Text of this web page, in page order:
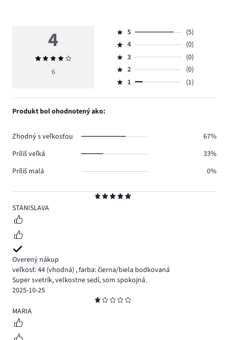
5
STANISLAVA
Overený nákup
veľkosť: 44 (vhodná) ,farba: čierna/biela bodkovaná
Super svetrík, velkostne sedí, som spokojná.
2025-10-25
1
MARIA
4
Priemerné
hodnotenie
6
Hodnotenie
5,
počet
hlasov
5.
5
(5)
Hodnotenie
4,
počet
hlasov
4
(0)
Hodnotenie
3,
počet
3
(0)
Hodnotenie
2,
2
(0)
Hodnotenie
1,
1 (1)
Produkt bol ohodnotený ako:
Zhodný s veľkosťou
67%
Príliš veľká
33%
Príliš malá
0%